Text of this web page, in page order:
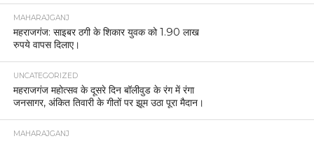
MAHARAJGANJ
महराजगंज: साइबर ठगी के शिकार युवक को 1.90 लाख
रुपये वापस दिलाए।
UNCATEGORIZED
महराजगंज महोत्सव के दूसरे दिन बॉलीवुड के रंग में रंगा
जनसागर, अंकित तिवारी के गीतों पर झूम उठा पूरा मैदान।
MAHARAJGANJ